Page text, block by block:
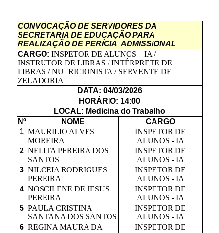
CONVOCAÇÃO DE SERVIDORES DA
SECRETARIA DE EDUCAÇÃO PARA
REALIZAÇÃO DE PERÍCIA ADMISSIONAL
CARGO: INSPETOR DE ALUNOS – IA /
INSTRUTOR DE LIBRAS / INTÉRPRETE DE
LIBRAS / NUTRICIONISTA / SERVENTE DE
ZELADORIA
DATA: 04/03/2026
HORÁRIO: 14:00
LOCAL: Medicina do Trabalho
Nº
NOME
CARGO
1 MAURILIO ALVES
MOREIRA
INSPETOR DE
ALUNOS - IA
2 NELITA PEREIRA DOS
SANTOS
INSPETOR DE
ALUNOS - IA
3 NILCEIA RODRIGUES
PEREIRA
INSPETOR DE
ALUNOS - IA
4 NOSCILENE DE JESUS
PEREIRA
INSPETOR DE
ALUNOS - IA
5 PAULA CRISTINA
SANTANA DOS SANTOS
INSPETOR DE
ALUNOS - IA
6 REGINA MAURA DA
INSPETOR DE